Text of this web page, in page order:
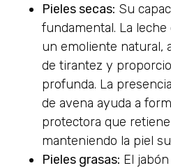
Pieles secas: Su
fundamental. La
un emoliente natural,
de tirantez y
profunda. La
de avena ayuda a
protectora que
manteniendo la piel
Pieles grasas: El